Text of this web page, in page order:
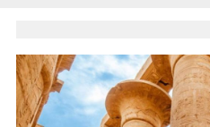
Египет
Екскурзии